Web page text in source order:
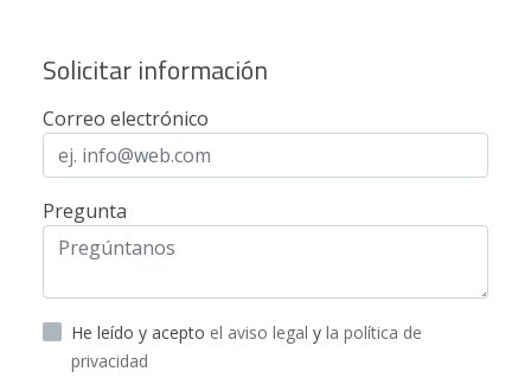
Solicitar información
Correo electrónico
Pregunta
He leído y acepto el aviso legal y la política de
privacidad